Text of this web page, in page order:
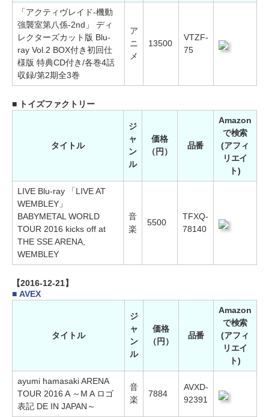
「アクティヴレイド-機動
強襲室第八係-2nd」 ディ
レクターズカット版 Blu-
ray Vol.2 BOX付き初回仕
様版 特典CD付き/各巻4話
収録/第2期全3巻
ア
ニ
メ
13500
VTZF-
75
■ トイズファクトリー
タイトル
ジ
ャ
ン
ル
価格
（円）
品番
Amazon
で検索
(アフィ
リエイ
ト)
LIVE Blu-ray 「LIVE AT
WEMBLEY」
BABYMETAL WORLD
TOUR 2016 kicks off at
THE SSE ARENA,
WEMBLEY
音
楽
5500
TFXQ-
78140
【2016-12-21】
■ AVEX
タイトル
ジ
ャ
ン
ル
価格
（円）
品番
Amazon
で検索
(アフィ
リエイ
ト)
ayumi hamasaki ARENA
TOUR 2016 A ～M A ロゴ
表記 DE IN JAPAN～
音
楽
7884
AVXD-
92391